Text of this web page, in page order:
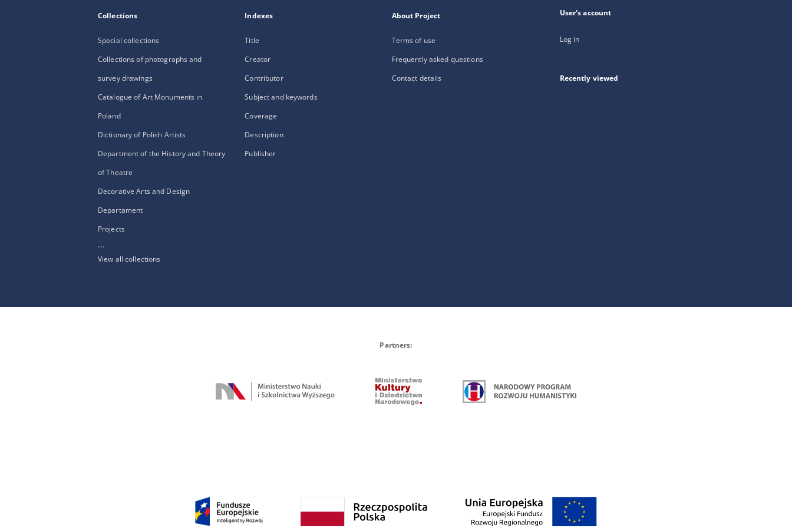
Collections
Special collections
Collections of photographs and
survey drawings
Catalogue of Art Monuments in
Poland
Dictionary of Polish Artists
Department of the History and Theory
of Theatre
Decorative Arts and Design
Departament
Projects
...
View all collections
Indexes
Title
Creator
Contributor
Subject and keywords
Coverage
Description
Publisher
About Project
Terms of use
Frequently asked questions
Contact details
User's account
Log in
Recently viewed
Partners: